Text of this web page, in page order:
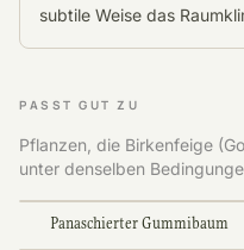
subtile Weise das
PASST GUT ZU
Pflanzen, die Birkenfeige
unter denselben
Panaschierter Gummibaum